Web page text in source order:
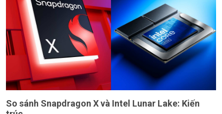
So sánh Snapdragon X và Intel Lunar Lake: Kiến